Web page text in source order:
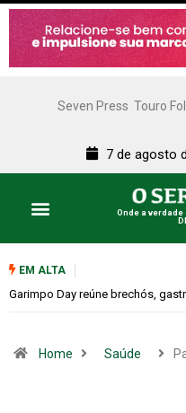
Seven Press Touro
7 de agosto
Onde a
EM ALTA
Bugonia transforma paranoia e
Home Saúde